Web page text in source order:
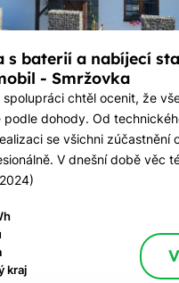
baterií a nabíjecí
- Smržovka
chtěl ocenit, že
dohody. Od
se všichni zúčastnění
V dnešní době věc
kraj